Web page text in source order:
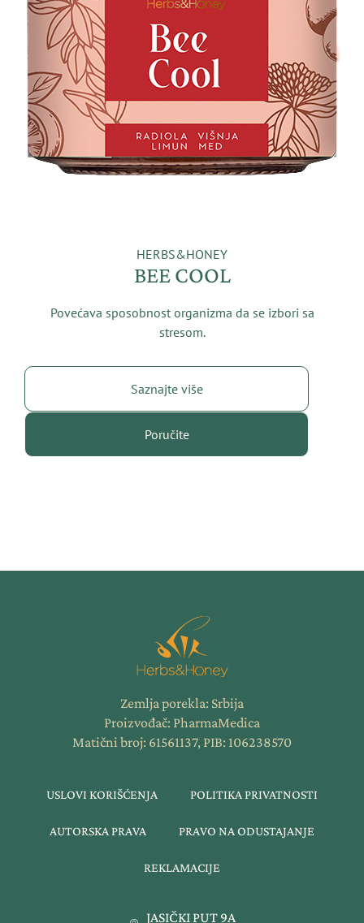
HERBS&HONEY
BEE COOL
Povećava sposobnost organizma da se izbori sa
stresom.
Saznajte više
Poručite
Zemlja porekla: Srbija
Proizvođač: PharmaMedica
Matični broj: 61561137, PIB: 106238570
USLOVI KORIŠĆENJA POLITIKA PRIVATNOSTI
AUTORSKA PRAVA PRAVO NA ODUSTAJANJE
REKLAMACIJE
JASIČKI PUT 9A